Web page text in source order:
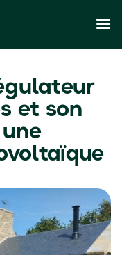
et son